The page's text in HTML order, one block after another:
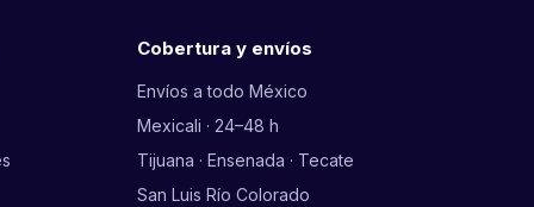
Cobertura y envíos
Envíos a todo México
Mexicali · 24–48 h
Tijuana · Ensenada · Tecate
San Luis Río Colorado